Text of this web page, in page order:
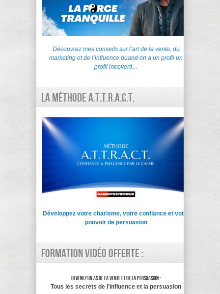
Découvrez mes conseils sur l’art de la vente, du
marketing et de l’influence quand on a un profil un
profil introverti…
La Méthode A.T.T.R.A.C.T.
Développez votre charisme, votre confiance et votre
pouvoir de persuasion
Formation vidéo offerte :
Devenez un as de la vente et de la persuasion :
Tous les secrets de l’influence et la persuasion